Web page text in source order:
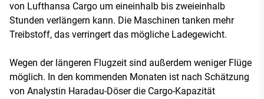
von Lufthansa Cargo um eineinhalb bis zweieinhalb
Stunden verlängern kann. Die Maschinen tanken mehr
Treibstoff, das verringert das mögliche Ladegewicht.
Wegen der längeren Flugzeit sind außerdem weniger Flüge
möglich. In den kommenden Monaten ist nach Schätzung
von Analystin Haradau-Döser die Cargo-Kapazität